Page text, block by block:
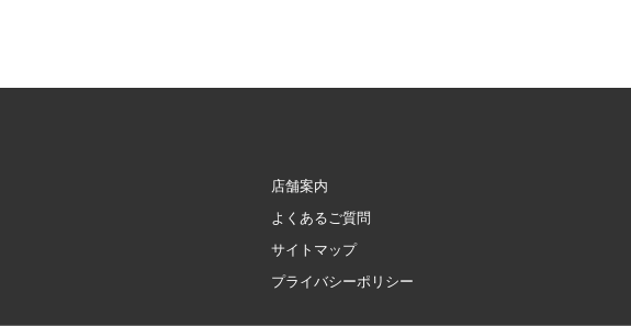
店舗案内
よくあるご質問
サイトマップ
プライバシーポリシー